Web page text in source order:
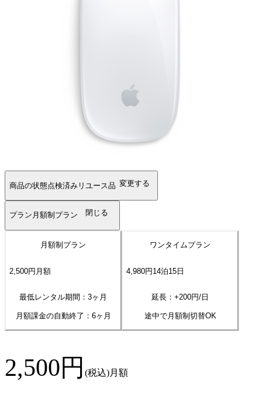
商品の状態点検済みリユース品 変更する
プラン 月額制プラン 閉じる
月額制プラン
2,500円 月額
最低レンタル期間：3ヶ月
月額課金の自動終了： 6ヶ月
ワンタイムプラン
4,980円14泊15日
延長：+200円/日
途中で月額制切替OK
2,500円 (税込)月額